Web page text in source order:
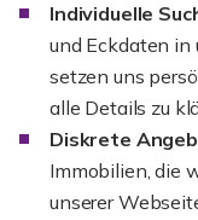
Individuelle
und Eckdaten in
setzen uns
alle Details zu
Diskrete
Immobilien, die
unserer